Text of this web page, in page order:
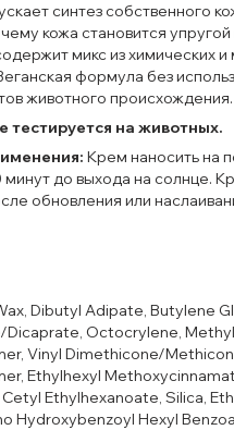
синтез собственного
кожа становится упругой
микс из химических
формула без
животного происхождения.
тестируется на животных.
Крем наносить на
минут до выхода на солнце.
обновления или
Dibutyl Adipate, Butylene
Dicaprate, Octocrylene,
Vinyl Dimethicone/
Ethylhexyl
Ethylhexanoate, Silica,
Hydroxybenzoyl Hexyl